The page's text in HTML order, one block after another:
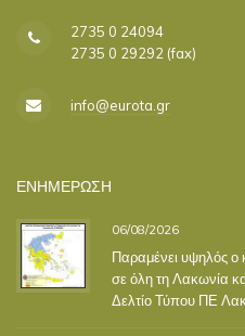
2735 0 24094
2735 0 29292 (fax)
info@eurota.gr
ΕΝΗΜΕΡΩΣΗ
06/08/2026
Παραμένει υψηλός ο
σε όλη τη Λακωνία
Δελτίο Τύπου ΠΕ